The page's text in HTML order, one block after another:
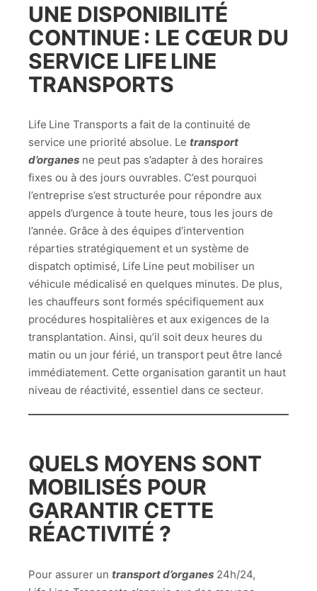
UNE DISPONIBILITÉ
CONTINUE : LE CŒUR DU
SERVICE LIFE LINE
TRANSPORTS
Life Line Transports a fait de la continuité de
service une priorité absolue. Le transport
d’organes ne peut pas s’adapter à des horaires
fixes ou à des jours ouvrables. C’est pourquoi
l’entreprise s’est structurée pour répondre aux
appels d’urgence à toute heure, tous les jours de
l’année. Grâce à des équipes d’intervention
réparties stratégiquement et un système de
dispatch optimisé, Life Line peut mobiliser un
véhicule médicalisé en quelques minutes. De plus,
les chauffeurs sont formés spécifiquement aux
procédures hospitalières et aux exigences de la
transplantation. Ainsi, qu’il soit deux heures du
matin ou un jour férié, un transport peut être lancé
immédiatement. Cette organisation garantit un haut
niveau de réactivité, essentiel dans ce secteur.
QUELS MOYENS SONT
MOBILISÉS POUR
GARANTIR CETTE
RÉACTIVITÉ ?
Pour assurer un transport d’organes 24h/24,